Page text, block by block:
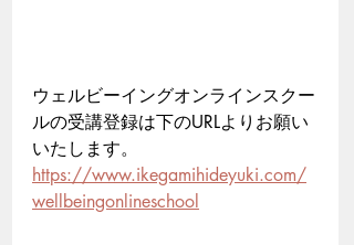
ウェルビーイングオンラインスクー
ルの受講登録は下のURLよりお願い
いたします。
https://www.ikegamihideyuki.com/
wellbeingonlineschool